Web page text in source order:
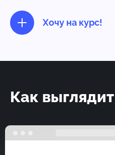
Хочу на курс!
Как